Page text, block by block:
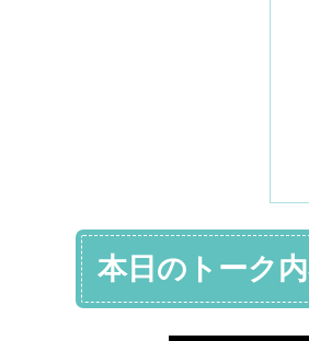
本日のトーク